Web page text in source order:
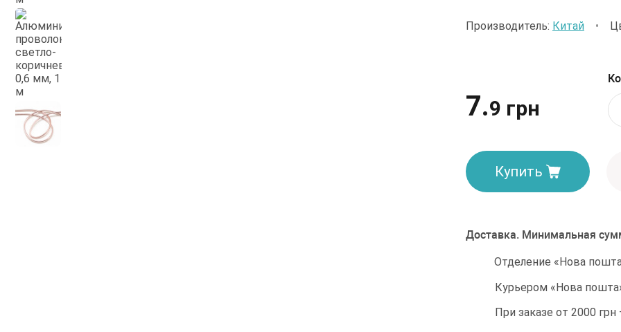
Производитель: Китай •
7.9 грн
Купить
Доставка. Минимальная
Отделение «Нова
Курьером «Нова
При заказе от 2000 грн